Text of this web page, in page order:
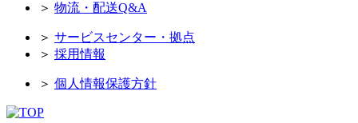
＞ 物流・配送Q&A
＞ サービスセンター・拠点
＞ 採用情報
＞ 個人情報保護方針